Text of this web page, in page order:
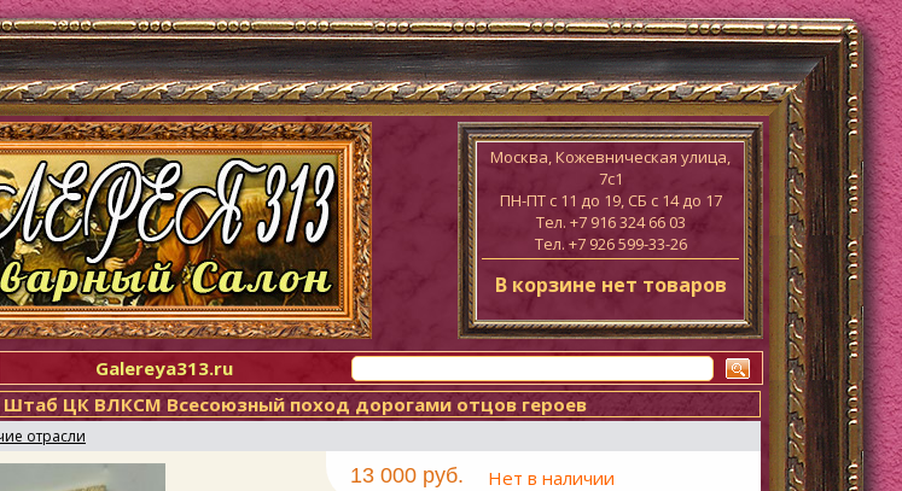
Москва, Кожевническая улица,
7с1
ПН-ПТ c 11 до 19, СБ с 14 до 17
Тел. +7 916 324 66 03
Тел. +7 926 599-33-26
В корзине нет товаров
Galereya313.ru
ЦК ВЛКСМ Всесоюзный поход дорогами отцов героев
отрасли
13 000 руб. Нет в наличии